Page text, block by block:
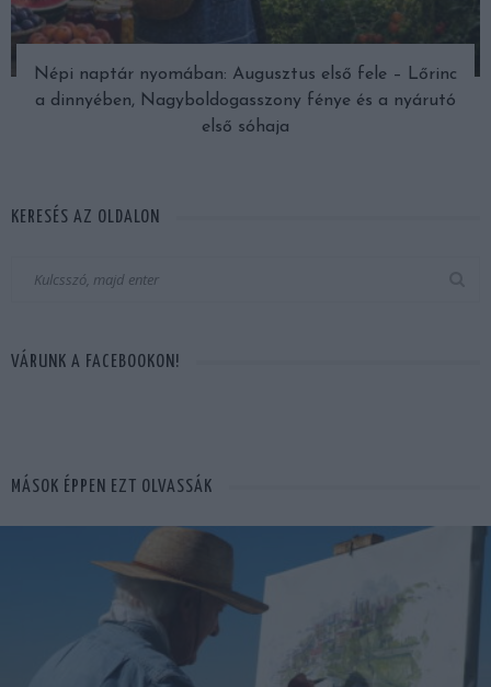
Népi naptár nyomában: Augusztus első fele – Lőrinc
a dinnyében, Nagyboldogasszony fénye és a nyárutó
első sóhaja
KERESÉS AZ OLDALON
VÁRUNK A FACEBOOKON!
MÁSOK ÉPPEN EZT OLVASSÁK